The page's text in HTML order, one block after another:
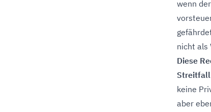
wenn
nicht als
Diese
keine
aber